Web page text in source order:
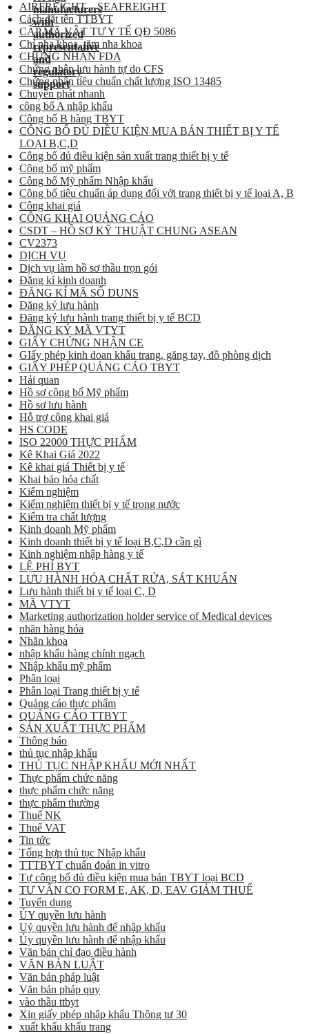
AIRFREIGHT – SEAFREIGHT
Cách đặt tên TTBYT
CẤP MÃ VẬT TƯ Y TẾ QĐ 5086
Chỉ nha khoa, tăm nha khoa
CHỨNG NHẬN FDA
Chứng nhận lưu hành tự do CFS
Chứng nhận tiêu chuẩn chất lượng ISO 13485
Chuyển phát nhanh
công bố A nhập khẩu
Công bố B hàng TBYT
CÔNG BỐ ĐỦ ĐIỀU KIỆN MUA BÁN THIẾT BỊ Y TẾ
LOẠI B,C,D
Công bố đủ điều kiện sản xuất trang thiết bị y tế
Công bố mỹ phẩm
Công bố Mỹ phẩm Nhập khẩu
Công bố tiêu chuẩn áp dụng đối với trang thiết bị y tế loại A, B
Công khai giá
CÔNG KHAI QUẢNG CÁO
CSDT – HỒ SƠ KỸ THUẬT CHUNG ASEAN
CV2373
DỊCH VỤ
Dịch vụ làm hồ sơ thầu trọn gói
Đăng kí kinh doanh
ĐĂNG KÍ MÃ SỐ DUNS
Đăng ký lưu hành
Đăng ký lưu hành trang thiết bị y tế BCD
ĐĂNG KÝ MÃ VTYT
GIẤY CHỨNG NHẬN CE
GIấy phép kinh doan khẩu trang, găng tay, đồ phòng dịch
GIẤY PHÉP QUẢNG CÁO TBYT
Hải quan
Hồ sơ công bố Mỹ phẩm
Hồ sơ lưu hành
Hỗ trợ công khai giá
HS CODE
ISO 22000 THỰC PHẨM
Kê Khai Giá 2022
Kê khai giá Thiết bị y tế
Khai báo hóa chất
Kiểm nghiệm
Kiểm nghiệm thiết bị y tế trong nước
Kiểm tra chất lượng
Kinh doanh Mỹ phẩm
Kinh doanh thiết bị y tế loại B,C,D cần gì
Kinh nghiệm nhập hàng y tế
LỆ PHÍ BYT
LƯU HÀNH HÓA CHẤT RỬA, SÁT KHUẨN
Lưu hành thiết bị y tế loại C, D
MÃ VTYT
Marketing authorization holder service of Medical devices
nhãn hàng hóa
Nhãn khoa
nhập khẩu hàng chính ngạch
Nhập khẩu mỹ phẩm
Phân loại
Phân loại Trang thiết bị y tế
Quảng cáo thực phẩm
QUẢNG CÁO TTBYT
SẢN XUẤT THỰC PHẨM
Thông báo
thủ tục nhập khẩu
THỦ TỤC NHẬP KHẨU MỚI NHẤT
Thực phẩm chức năng
thực phẩm chức năng
thực phẩm thường
Thuế NK
Thuế VAT
Tin tức
Tổng hợp thủ tục Nhập khẩu
TTTBYT chuẩn đoán in vitro
Tự công bố đủ điều kiện mua bán TBYT loại BCD
TƯ VẤN CO FORM E, AK, D, EAV GIẢM THUẾ
Tuyển dụng
ỦY quyền lưu hành
Uỷ quyền lưu hành để nhập khẩu
Ủy quyền lưu hành để nhập khẩu
Văn bản chỉ đạo điều hành
VĂN BẢN LUẬT
Văn bản pháp luật
Văn bản pháp quy
vào thầu ttbyt
Xin giấy phép nhập khẩu Thông tư 30
xuất khẩu khẩu trang